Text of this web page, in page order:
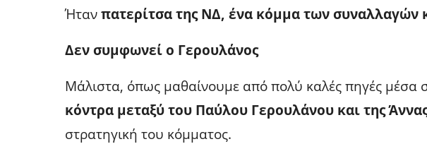
Ήτανπατερίτσα της ΝΔ, ένα κόμμα των συναλλαγών
Δεν συμφωνεί ο Γερουλάνος
Μάλιστα, όπως μαθαίνουμε από πολύ καλές πηγές μέσα
κόντρα μεταξύ του Παύλου Γερουλάνου και της
στρατηγική του κόμματος.